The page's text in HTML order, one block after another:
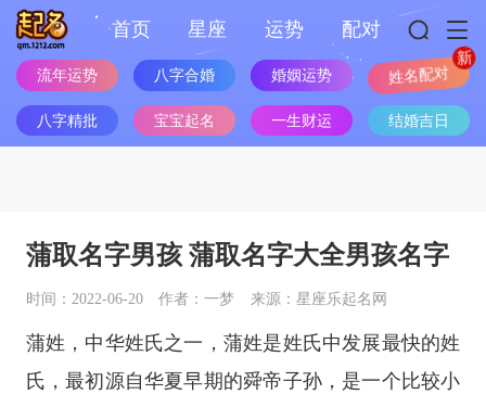
首页 星座 运势 配对
流年运势 八字合婚 婚姻运势 姓名配对
八字精批 宝宝起名 一生财运 结婚吉日
蒲取名字男孩 蒲取名字大全男孩名字
时间：2022-06-20 作者：一梦 来源：星座乐起名网
蒲姓，中华姓氏之一，蒲姓是姓氏中发展最快的姓
氏，最初源自华夏早期的舜帝子孙，是一个比较小